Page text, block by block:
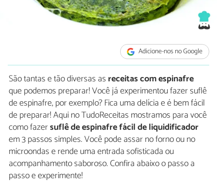
Adicione-nos no Google
São tantas e tão diversas as receitas com espinafre
que podemos preparar! Você já experimentou fazer suflê
de espinafre, por exemplo? Fica uma delícia e é bem fácil
de preparar! Aqui no TudoReceitas mostramos para você
como fazersuflê de espinafre fácil de liquidificador
em 3 passos simples. Você pode assar no forno ou no
microondas e rende uma entrada sofisticada ou
acompanhamento saboroso. Confira abaixo o passo a
passo e experimente!